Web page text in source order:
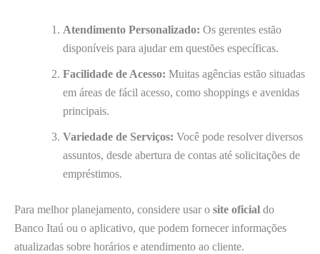
Atendimento Personalizado: Os gerentes estão
disponíveis para ajudar em questões específicas.
Facilidade de Acesso: Muitas agências estão situadas
em áreas de fácil acesso, como shoppings e avenidas
principais.
Variedade de Serviços: Você pode resolver diversos
assuntos, desde abertura de contas até solicitações de
empréstimos.
Para melhor planejamento, considere usar o site oficial do
Banco Itaú ou o aplicativo, que podem fornecer informações
atualizadas sobre horários e atendimento ao cliente.